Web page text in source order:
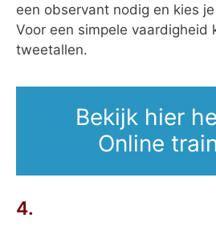
een observant nodig en kies
Voor een simpele vaardigheid
tweetallen.
Bekijk hier
Online
4.